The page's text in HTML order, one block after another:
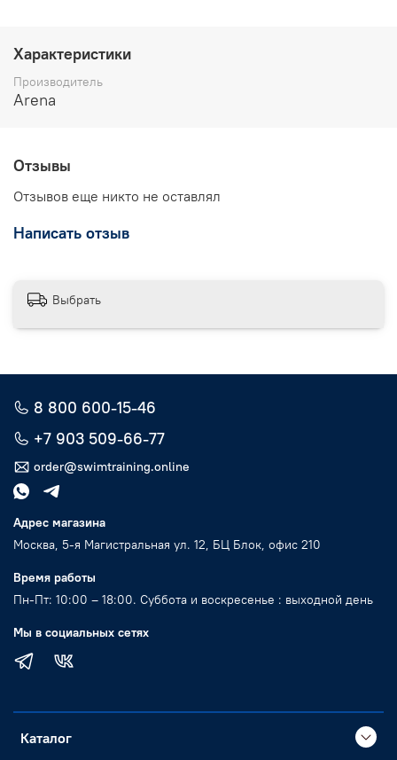
Характеристики
Производитель
Arena
Отзывы
Отзывов еще никто не оставлял
Написать отзыв
Выбрать
8 800 600-15-46
+7 903 509-66-77
order@swimtraining.online
Адрес магазина
Москва, 5-я Магистральная ул. 12, БЦ Блок, офис 210
Время работы
Пн-Пт: 10:00 – 18:00. Суббота и воскресенье : выходной день
Мы в социальных сетях
Каталог